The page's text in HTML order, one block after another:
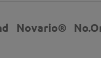
Novario®